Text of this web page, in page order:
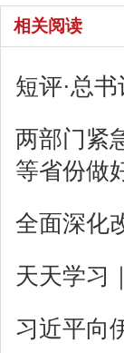
相关阅读
短评·总
两部门紧
等省份做
全面深化
天天学习
习近平向